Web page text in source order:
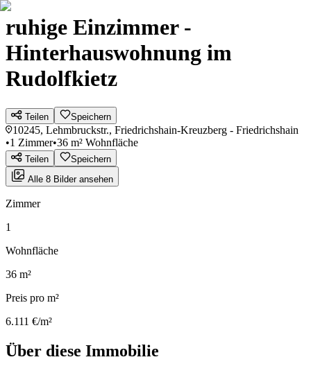
ruhige Einzimmer -
Hinterhauswohnung im
Rudolfkietz
Teilen Speichern
10245, Lehmbruckstr., Friedrichshain-Kreuzberg - Friedrichshain
•1 Zimmer•36 m² Wohnfläche
Teilen
Speichern
Alle 8 Bilder ansehen
Zimmer
1
Wohnfläche
36 m²
Preis pro m²
6.111 €/m²
Über diese Immobilie